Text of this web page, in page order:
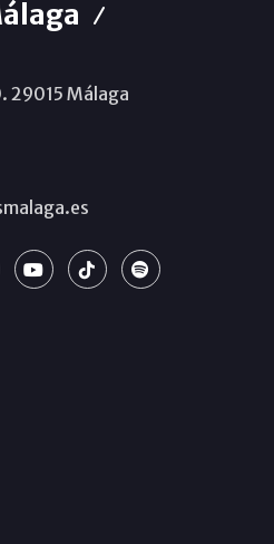
29015 Málaga